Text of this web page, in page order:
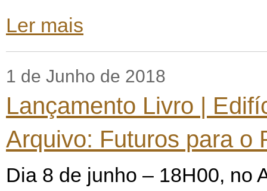
Ler mais
1 de Junho de 2018
Lançamento Livro |
Arquivo: Futuros para o
Dia 8 de junho – 18H00, no